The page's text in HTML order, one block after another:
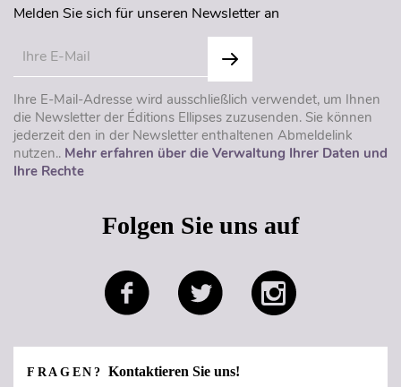
Melden Sie sich für unseren Newsletter an
Ihre E-Mail-Adresse wird ausschließlich verwendet, um Ihnen
die Newsletter der Éditions Ellipses zuzusenden. Sie können
jederzeit den in der Newsletter enthaltenen Abmeldelink
nutzen.. Mehr erfahren über die Verwaltung Ihrer Daten und
Ihre Rechte
Folgen Sie uns auf
FRAGEN?Kontaktieren Sie uns!